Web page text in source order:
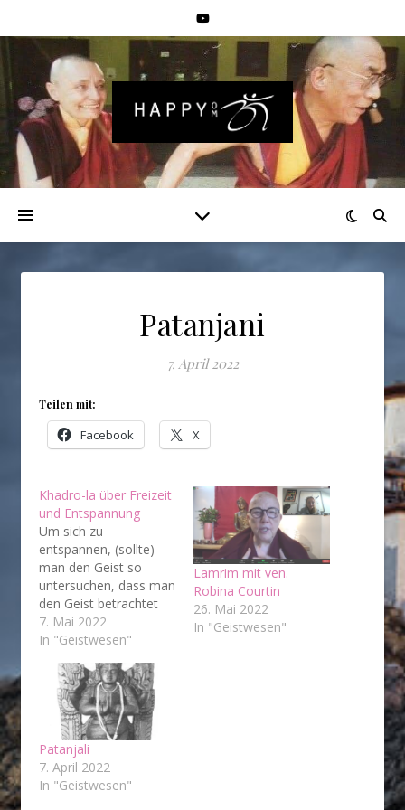
Patanjani
7. April 2022
Teilen mit:
Facebook X
Khadro-la über Freizeit
und Entspannung
Um sich zu
entspannen, (sollte)
man den Geist so
untersuchen, dass man
den Geist betrachtet
und wie der Geist auf
die verschiedenen
reagiert, also die
verschiedenen Objekte
der Augensinnskraft
oder die verschiedenen
Objekte der
Sinneswahrnehmung
Ohr, und sehen Sie
7. Mai 2022
In "Geistwesen"
Lamrim mit ven.
Robina Courtin
26. Mai 2022
In "Geistwesen"
Patanjali
7. April 2022
In "Geistwesen"